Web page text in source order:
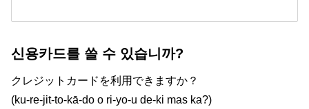
신용카드를 쓸 수 있습니까?
クレジットカードを利用できますか？
(ku-re-jit-to-kā-do o ri-yo-u de-ki mas ka?)